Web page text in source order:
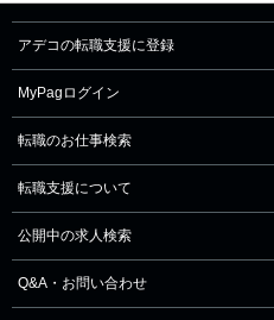
アデコの転職支援に登録
MyPagログイン
転職のお仕事検索
転職支援について
公開中の求人検索
Q&A・お問い合わせ